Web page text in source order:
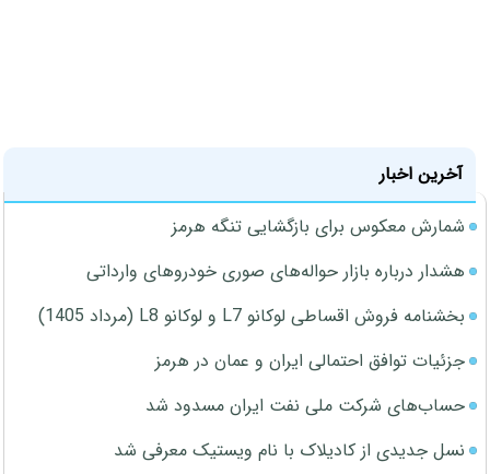
آخرین اخبار
شمارش معکوس برای بازگشایی تنگه هرمز
هشدار درباره بازار حواله‌های صوری خودروهای وارداتی
بخشنامه فروش اقساطی لوکانو L7 و لوکانو L8 (مرداد 1405)
جزئیات توافق احتمالی ایران و عمان در هرمز
حساب‌های شرکت ملی نفت ایران مسدود شد
نسل جدیدی از کادیلاک با نام ویستیک معرفی شد